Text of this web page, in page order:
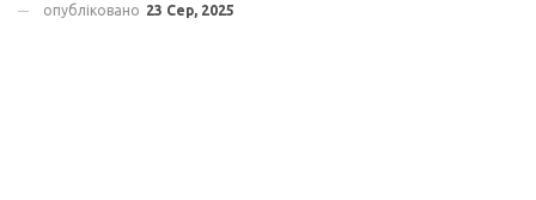
опубліковано 23 Сер, 2025